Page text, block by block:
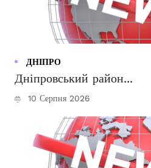
ДНІПРО
Дніпровський район...
10 Серпня 2026